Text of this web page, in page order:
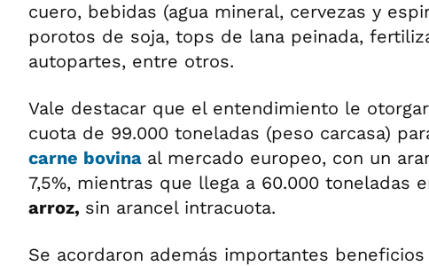
cuero, bebidas (agua mineral, cervezas y
porotos de soja, tops de lana peinada,
autopartes, entre otros.
Vale destacar que el entendimiento le
cuota de 99.000 toneladas (peso carcasa)
carne bovina al mercado europeo, con un
7,5%, mientras que llega a 60.000 toneladas
arroz, sin arancel intracuota.
Se acordaron además importantes